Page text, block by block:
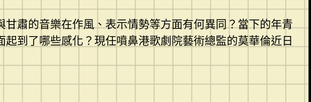
肅的音樂在作風、表示情勢等方面有何異同？當下的年青
到了哪些感化？現任噴鼻港歌劇院藝術總監的莫華倫近日